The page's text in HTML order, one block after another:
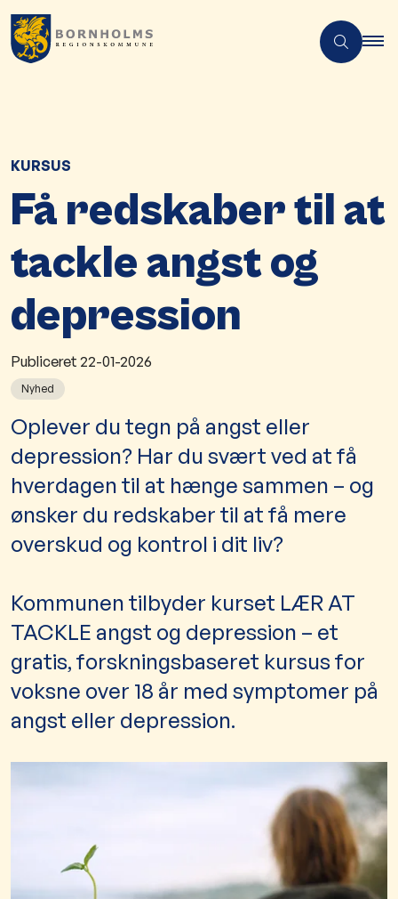
KURSUS
Få redskaber til at
tackle angst og
depression
Publiceret 22-01-2026
Nyhed
Oplever du tegn på angst eller
depression? Har du svært ved at få
hverdagen til at hænge sammen – og
ønsker du redskaber til at få mere
overskud og kontrol i dit liv?
Kommunen tilbyder kurset LÆR AT
TACKLE angst og depression – et
gratis, forskningsbaseret kursus for
voksne over 18 år med symptomer på
angst eller depression.